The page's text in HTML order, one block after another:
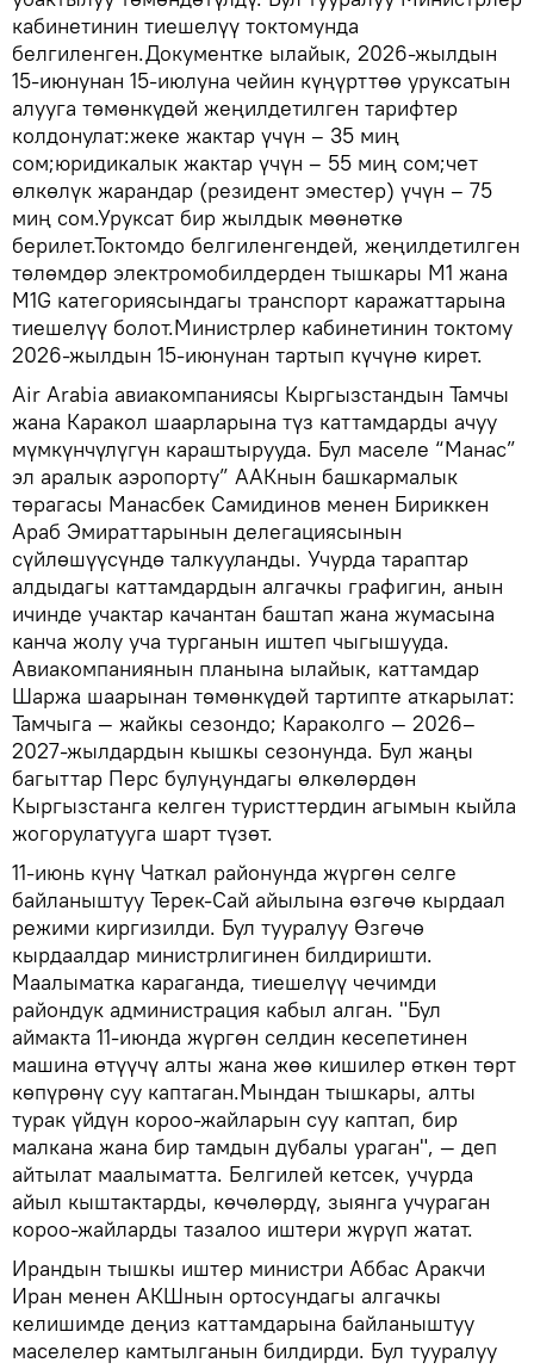
кабинетинин тиешелүү токтомунда
белгиленген.Документке ылайык, 2026-жылдын
15-июнунан 15-июлуна чейин күңүрттөө уруксатын
алууга төмөнкүдөй жеңилдетилген тарифтер
колдонулат:жеке жактар үчүн – 35 миң
сом;юридикалык жактар үчүн – 55 миң сом;чет
өлкөлүк жарандар (резидент эместер) үчүн – 75
миң сом.Уруксат бир жылдык мөөнөткө
берилет.Токтомдо белгиленгендей, жеңилдетилген
төлөмдөр электромобилдерден тышкары M1 жана
M1G категориясындагы транспорт каражаттарына
тиешелүү болот.Министрлер кабинетинин токтому
2026-жылдын 15-июнунан тартып күчүнө кирет.
Air Arabia авиакомпаниясы Кыргызстандын Тамчы
жана Каракол шаарларына түз каттамдарды ачуу
мүмкүнчүлүгүн караштырууда. Бул маселе “Манас”
эл аралык аэропорту” ААКнын башкармалык
төрагасы Манасбек Самидинов менен Бириккен
Араб Эмираттарынын делегациясынын
сүйлөшүүсүндө талкууланды. Учурда тараптар
алдыдагы каттамдардын алгачкы графигин, анын
ичинде учактар качантан баштап жана жумасына
канча жолу уча турганын иштеп чыгышууда.
Авиакомпаниянын планына ылайык, каттамдар
Шаржа шаарынан төмөнкүдөй тартипте аткарылат:
Тамчыга — жайкы сезондо; Караколго — 2026–
2027-жылдардын кышкы сезонунда. Бул жаңы
багыттар Перс булуңундагы өлкөлөрдөн
Кыргызстанга келген туристтердин агымын кыйла
жогорулатууга шарт түзөт.
11-июнь күнү Чаткал районунда жүргөн селге
байланыштуу Терек-Сай айылына өзгөчө кырдаал
режими киргизилди. Бул тууралуу Өзгөчө
кырдаалдар министрлигинен билдиришти.
Маалыматка караганда, тиешелүү чечимди
райондук администрация кабыл алган. "Бул
аймакта 11-июнда жүргөн селдин кесепетинен
машина өтүүчү алты жана жөө кишилер өткөн төрт
көпүрөнү суу каптаган.Мындан тышкары, алты
турак үйдүн короо-жайларын суу каптап, бир
малкана жана бир тамдын дубалы ураган", — деп
айтылат маалыматта. Белгилей кетсек, учурда
айыл кыштактарды, көчөлөрдү, зыянга учураган
короо-жайларды тазалоо иштери жүрүп жатат.
Ирандын тышкы иштер министри Аббас Аракчи
Иран менен АКШнын ортосундагы алгачкы
келишимде деңиз каттамдарына байланыштуу
маселелер камтылганын билдирди. Бул тууралуу